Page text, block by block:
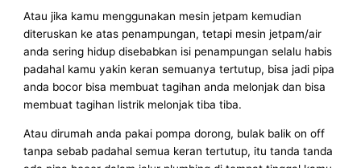
Atau jika kamu menggunakan mesin jetpam kemudian
diteruskan ke atas penampungan, tetapi mesin jetpam/air
anda sering hidup disebabkan isi penampungan selalu habis
padahal kamu yakin keran semuanya tertutup, bisa jadi pipa
anda bocor bisa membuat tagihan anda melonjak dan bisa
membuat tagihan listrik melonjak tiba tiba.
Atau dirumah anda pakai pompa dorong, bulak balik on off
tanpa sebab padahal semua keran tertutup, itu tanda tanda